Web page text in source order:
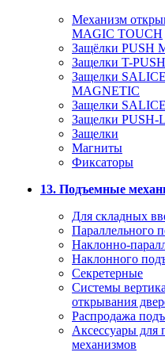
Механизм
MAGIC TOUCH
Защёлки PUSH
Защелки T-PUSH
Защелки
MAGNETIC
Защелки
Защелки PUSH-
Защелки
Магниты
Фиксаторы
13. Подъемные
Для складных
Параллельного
Наклонно-
Наклонного
Секретерные
Системы
открывания
Распродажа
Аксессуары для
механизмов